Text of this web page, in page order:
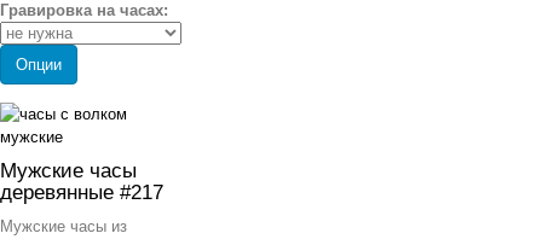
Гравировка на часах:
Опции
Мужские часы
деревянные #217
Мужские часы из